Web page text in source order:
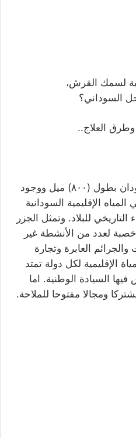
لسمك القرش،
السوداني؟
وطرق العلاج..
يمتدالساحل البحري في السودان بطول (٨٠٠) ميل ووجود
الإقليمية السودانية
للبلاد. وتمثل الجزر
خصبة لعدد من الأنشطة غير
العابرة وتجارة
الإقليمية لكل دولة تمتد
وتمارس فيها السيادة الوطنية. اما
ومجالا مفتوحا للملاحة.